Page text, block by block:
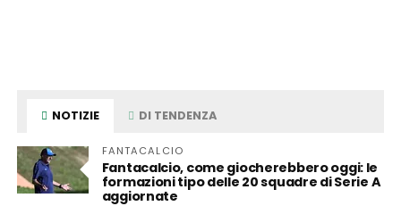
NOTIZIE DI TENDENZA
FANTACALCIO
Fantacalcio, come giocherebbero oggi: le
formazioni tipo delle 20 squadre di Serie A
aggiornate